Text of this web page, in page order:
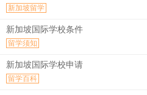
新加坡留学
新加坡国际学校条件
留学须知
新加坡国际学校申请
留学百科